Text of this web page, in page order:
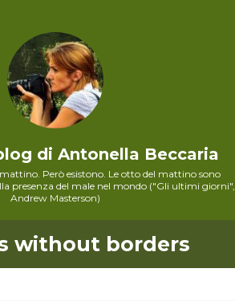
di Antonella Beccaria
Però esistono. Le otto del mattino sono
presenza del male nel mondo ("Gli ultimi giorni",
Andrew Masterson)
without borders